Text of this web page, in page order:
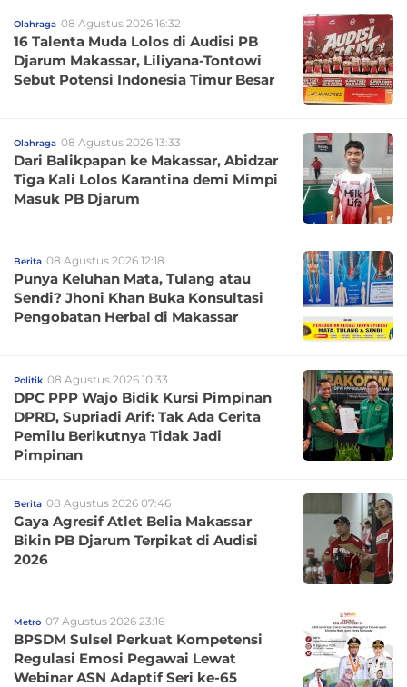
Olahraga 08 Agustus 2026 16:32
16 Talenta Muda Lolos di Audisi PB
Djarum Makassar, Liliyana-Tontowi
Sebut Potensi Indonesia Timur Besar
Olahraga 08 Agustus 2026 13:33
Dari Balikpapan ke Makassar, Abidzar
Tiga Kali Lolos Karantina demi Mimpi
Masuk PB Djarum
Berita 08 Agustus 2026 12:18
Punya Keluhan Mata, Tulang atau
Sendi? Jhoni Khan Buka Konsultasi
Pengobatan Herbal di Makassar
Politik 08 Agustus 2026 10:33
DPC PPP Wajo Bidik Kursi Pimpinan
DPRD, Supriadi Arif: Tak Ada Cerita
Pemilu Berikutnya Tidak Jadi
Pimpinan
Berita 08 Agustus 2026 07:46
Gaya Agresif Atlet Belia Makassar
Bikin PB Djarum Terpikat di Audisi
2026
Metro 07 Agustus 2026 23:16
BPSDM Sulsel Perkuat Kompetensi
Regulasi Emosi Pegawai Lewat
Webinar ASN Adaptif Seri ke-65